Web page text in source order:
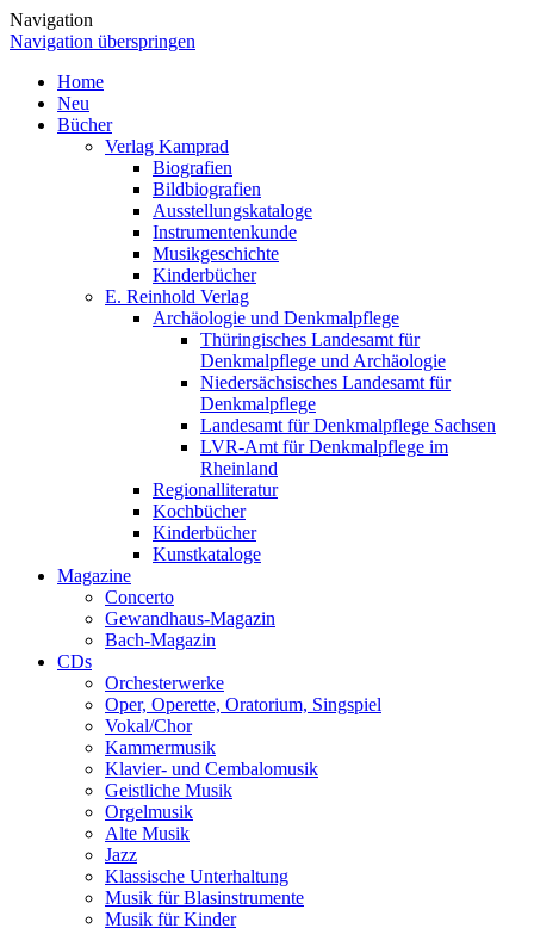
Navigation
Navigation überspringen
Home
Neu
Bücher
Verlag Kamprad
Biografien
Bildbiografien
Ausstellungskataloge
Instrumentenkunde
Musikgeschichte
Kinderbücher
E. Reinhold Verlag
Archäologie und Denkmalpflege
Thüringisches Landesamt für
Denkmalpflege und Archäologie
Niedersächsisches Landesamt für
Denkmalpflege
Landesamt für Denkmalpflege Sachsen
LVR-Amt für Denkmalpflege im
Rheinland
Regionalliteratur
Kochbücher
Kinderbücher
Kunstkataloge
Magazine
Concerto
Gewandhaus-Magazin
Bach-Magazin
CDs
Orchesterwerke
Oper, Operette, Oratorium, Singspiel
Vokal/Chor
Kammermusik
Klavier- und Cembalomusik
Geistliche Musik
Orgelmusik
Alte Musik
Jazz
Klassische Unterhaltung
Musik für Blasinstrumente
Musik für Kinder